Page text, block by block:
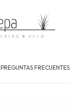
PREGUNTAS FRECUENTES